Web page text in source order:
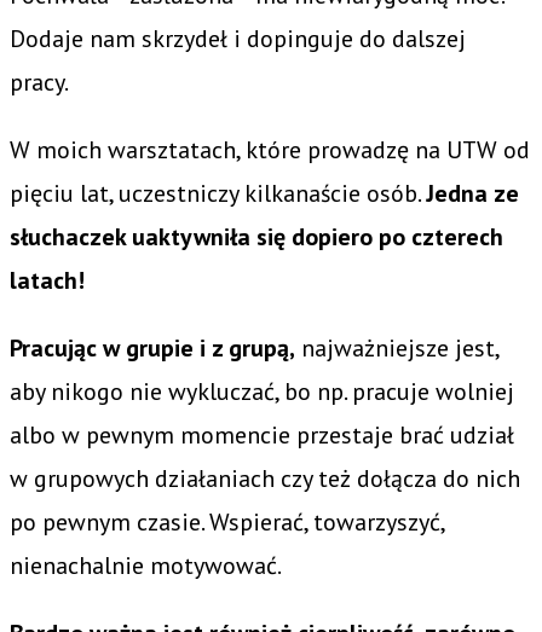
Dodaje nam skrzydeł i dopinguje do dalszej
pracy.
W moich warsztatach, które prowadzę na UTW od
pięciu lat, uczestniczy kilkanaście osób.Jedna ze
słuchaczek uaktywniła się dopiero po czterech
latach!
Pracując w grupie i z grupą, najważniejsze jest,
aby nikogo nie wykluczać, bo np. pracuje wolniej
albo w pewnym momencie przestaje brać udział
w grupowych działaniach czy też dołącza do nich
po pewnym czasie. Wspierać, towarzyszyć,
nienachalnie motywować.